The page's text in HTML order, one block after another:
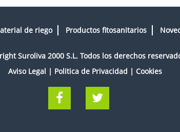
de riego Productos fitosanitarios
Suroliva 2000 S.L. Todos los derechos
Aviso Legal | Politica de Privacidad | Cookies